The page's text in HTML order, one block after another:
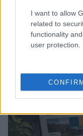
I want to allow
related to
functionality
user protection.
TEEN NEWS